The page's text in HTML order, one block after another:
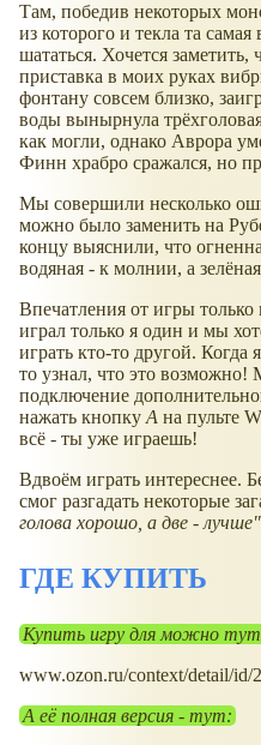
Там, победив некоторых
из которого и текла та
шататься. Хочется заметить,
приставка в моих руках
фонтану совсем близко,
воды вынырнула
как могли, однако Аврора
Финн храбро сражался, но
Мы совершили несколько
можно было заменить на
концу выяснили, что
водяная - к молнии, а
Впечатления от игры
играл только я один и мы
играть кто-то другой. Когда
то узнал, что это возможно!
подключение
нажать кнопку А на пульте
всё - ты уже играешь!
Вдвоём играть интереснее.
смог разгадать некоторые
голова хорошо, а две - лучше"
ГДЕ КУПИТЬ
Купить игру для можно
www.ozon.ru/context/detail/id/
А её полная версия - тут: